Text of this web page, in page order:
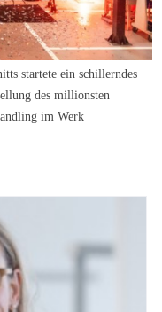
startete ein schillerndes
des millionsten
im Werk